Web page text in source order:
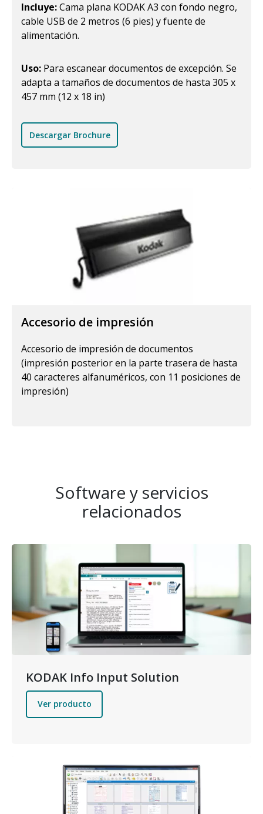
Incluye:Cama plana KODAK A3 con fondo negro,
cable USB de 2 metros (6 pies) y fuente de
alimentación.
Uso: Para escanear documentos de excepción. Se
adapta a tamaños de documentos de hasta 305 x
457 mm (12 x 18 in)
Descargar Brochure
Accesorio de impresión
Accesorio de impresión de documentos
(impresión posterior en la parte trasera de hasta
40 caracteres alfanuméricos, con 11 posiciones de
impresión)
Software y servicios
relacionados
Imagen
KODAK Info Input Solution
Ver producto